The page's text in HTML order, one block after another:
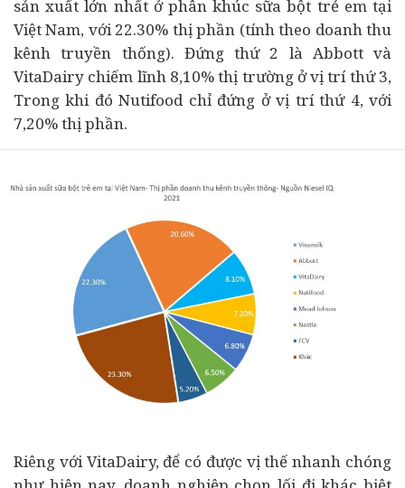
sản xuất lớn nhất ở phân khúc sữa bột trẻ em tại
Việt Nam, với 22.30% thị phần (tính theo doanh thu
kênh truyền thống). Đứng thứ 2 là Abbott và
VitaDairy chiếm lĩnh 8,10% thị trường ở vị trí thứ 3,
Trong khi đó Nutifood chỉ đứng ở vị trí thứ 4, với
7,20% thị phần.
Riêng với VitaDairy, để có được vị thế nhanh chóng